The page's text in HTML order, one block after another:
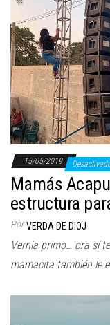
15/05/2019
Mamás
estructura
Por VERDA DE DIOJ
Vernia primo… ora sí
mamacita también le